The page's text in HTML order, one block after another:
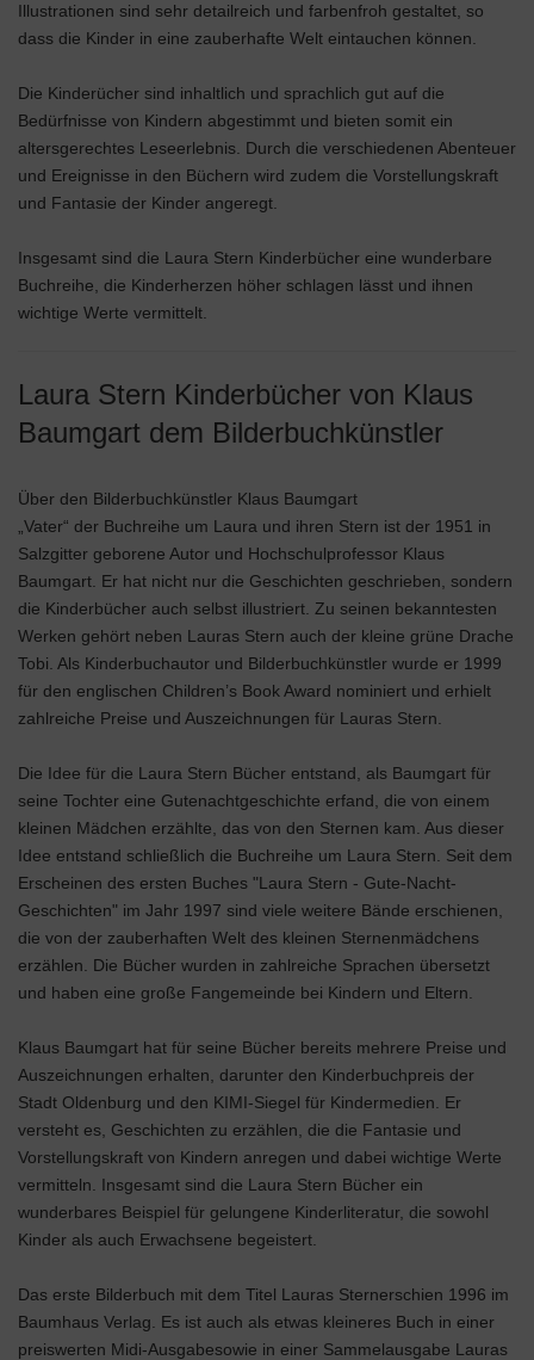
Illustrationen sind sehr detailreich und farbenfroh gestaltet, so
dass die Kinder in eine zauberhafte Welt eintauchen können.
Die Kinderücher sind inhaltlich und sprachlich gut auf die
Bedürfnisse von Kindern abgestimmt und bieten somit ein
altersgerechtes Leseerlebnis. Durch die verschiedenen Abenteuer
und Ereignisse in den Büchern wird zudem die Vorstellungskraft
und Fantasie der Kinder angeregt.
Insgesamt sind die Laura Stern Kinderbücher eine wunderbare
Buchreihe, die Kinderherzen höher schlagen lässt und ihnen
wichtige Werte vermittelt.
Laura Stern Kinderbücher von Klaus
Baumgart dem Bilderbuchkünstler
Über den Bilderbuchkünstler Klaus Baumgart
„Vater“ der Buchreihe um Laura und ihren Stern ist der 1951 in
Salzgitter geborene Autor und Hochschulprofessor Klaus
Baumgart. Er hat nicht nur die Geschichten geschrieben, sondern
die Kinderbücher auch selbst illustriert. Zu seinen bekanntesten
Werken gehört neben Lauras Stern auch der kleine grüne Drache
Tobi. Als Kinderbuchautor und Bilderbuchkünstler wurde er 1999
für den englischen Children’s Book Award nominiert und erhielt
zahlreiche Preise und Auszeichnungen für Lauras Stern.
Die Idee für die Laura Stern Bücher entstand, als Baumgart für
seine Tochter eine Gutenachtgeschichte erfand, die von einem
kleinen Mädchen erzählte, das von den Sternen kam. Aus dieser
Idee entstand schließlich die Buchreihe um Laura Stern. Seit dem
Erscheinen des ersten Buches "Laura Stern - Gute-Nacht-
Geschichten" im Jahr 1997 sind viele weitere Bände erschienen,
die von der zauberhaften Welt des kleinen Sternenmädchens
erzählen. Die Bücher wurden in zahlreiche Sprachen übersetzt
und haben eine große Fangemeinde bei Kindern und Eltern.
Klaus Baumgart hat für seine Bücher bereits mehrere Preise und
Auszeichnungen erhalten, darunter den Kinderbuchpreis der
Stadt Oldenburg und den KIMI-Siegel für Kindermedien. Er
versteht es, Geschichten zu erzählen, die die Fantasie und
Vorstellungskraft von Kindern anregen und dabei wichtige Werte
vermitteln. Insgesamt sind die Laura Stern Bücher ein
wunderbares Beispiel für gelungene Kinderliteratur, die sowohl
Kinder als auch Erwachsene begeistert.
Das erste Bilderbuch mit dem Titel Lauras Sternerschien 1996 im
Baumhaus Verlag. Es ist auch als etwas kleineres Buch in einer
preiswerten Midi-Ausgabesowie in einer Sammelausgabe Lauras